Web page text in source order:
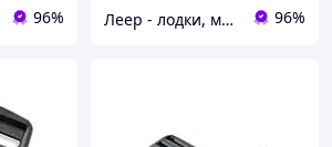
96% Леер - лодки, моторы, всё для отдыха 96%